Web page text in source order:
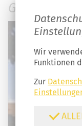
Wir
Funktionen
Zur